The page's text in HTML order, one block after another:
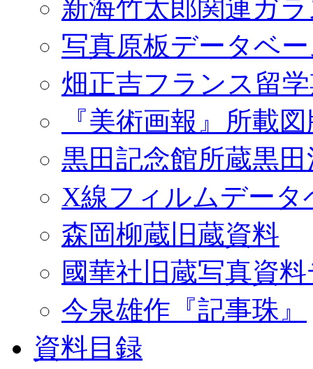
新海竹太郎関連ガ
写真原板データベ
畑正吉フランス留
『美術画報』所載
黒田記念館所蔵黒
X線フィルムデータ
森岡柳蔵旧蔵資料
國華社旧蔵写真資
今泉雄作『記事珠』
資料目録